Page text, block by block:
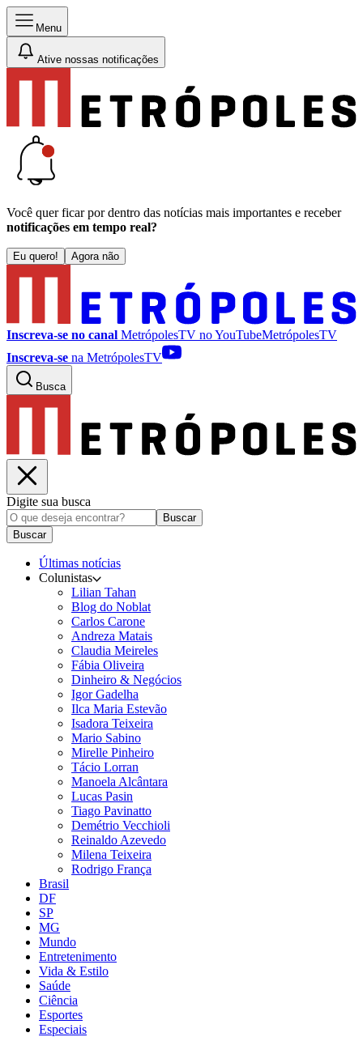
Menu
Ative nossas notificações
Você quer ficar por dentro das notícias mais importantes e receber
notificações em tempo real?
Eu quero! Agora não
Inscreva-se no canal MetrópolesTV noYouTubeMetrópolesTV
Inscreva-se na MetrópolesTV
Busca
Digite sua busca
Buscar
Buscar
Últimas notícias
Colunistas
Lilian Tahan
Blog do Noblat
Carlos Carone
Andreza Matais
Claudia Meireles
Fábia Oliveira
Dinheiro & Negócios
Igor Gadelha
Ilca Maria Estevão
Isadora Teixeira
Mario Sabino
Mirelle Pinheiro
Tácio Lorran
Manoela Alcântara
Lucas Pasin
Tiago Pavinatto
Demétrio Vecchioli
Reinaldo Azevedo
Milena Teixeira
Rodrigo França
Brasil
DF
SP
MG
Mundo
Entretenimento
Vida & Estilo
Saúde
Ciência
Esportes
Especiais